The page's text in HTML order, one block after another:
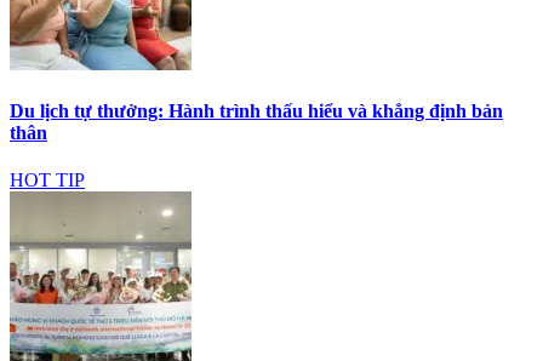
Du lịch tự thưởng: Hành trình thấu hiểu và khẳng định bản
thân
HOT TIP